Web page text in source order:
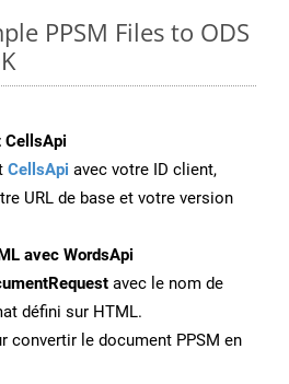
PPSM Files to ODS
CellsApi
CellsApi avec votre ID client,
URL de base et votre version
avec WordsApi
avec le nom de
défini sur HTML.
convertir le document PPSM en